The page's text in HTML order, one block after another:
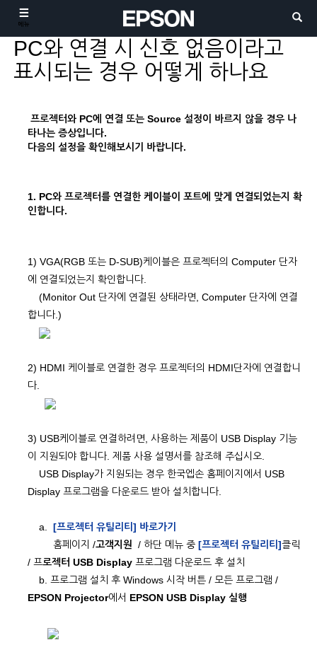
메뉴
PC와 연결 시 신호 없음이라고
표시되는 경우 어떻게 하나요
프로젝터와 PC에 연결 또는 Source 설정이 바르지 않을 경우 나
타나는 증상입니다.
다음의 설정을 확인해보시기 바랍니다.
1. PC와 프로젝터를 연결한 케이블이 포트에 맞게 연결되었는지 확
인합니다.
1) VGA(RGB 또는 D-SUB)케이블은 프로젝터의 Computer 단자
에 연결되었는지 확인합니다.
(Monitor Out 단자에 연결된 상태라면, Computer 단자에 연결
합니다.)
2) HDMI 케이블로 연결한 경우 프로젝터의 HDMI단자에 연결합니
다.
3) USB케이블로 연결하려면, 사용하는 제품이 USB Display 기능
이 지원되야 합니다. 제품 사용 설명서를 참조해 주십시오.
USB Display가 지원되는 경우 한국엡손 홈페이지에서 USB
Display 프로그램을 다운로드 받아 설치합니다.
a. [프로젝터 유틸리티] 바로가기
홈페이지 /고객지원 / 하단 메뉴 중 [프로젝터 유틸리티]클릭
/ 프로젝터 USB Display 프로그램 다운로드 후 설치
b. 프로그램 설치 후 Windows 시작 버튼 / 모든 프로그램 /
EPSON Projector에서 EPSON USB Display 실행